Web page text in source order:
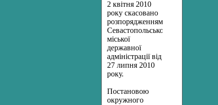
2 квітня 2010
року скасовано
розпорядженням
Севастопольської
міської
державної
адміністрації від
27 липня 2010
року.
Постановою
окружного